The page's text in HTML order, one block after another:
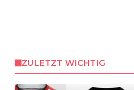
ZULETZT WICHTIG